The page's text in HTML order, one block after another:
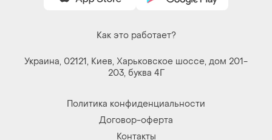
Как это работает?
Украина, 02121, Киев, Харьковское шоссе, дом 201-
203, буква 4Г
Политика конфиденциальности
Договор-оферта
Контакты